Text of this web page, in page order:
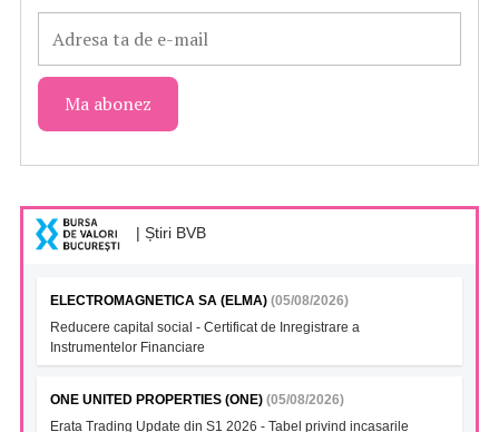
| Știri BVB
ELECTROMAGNETICA SA (ELMA) (05/08/2026)
Reducere capital social - Certificat de Inregistrare a
Instrumentelor Financiare
ONE UNITED PROPERTIES (ONE) (05/08/2026)
Erata Trading Update din S1 2026 - Tabel privind incasarile